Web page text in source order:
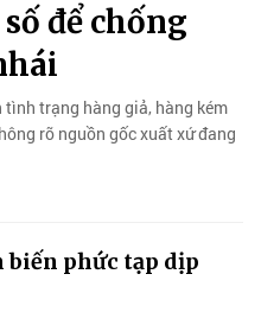
để chống
tình trạng hàng giả, hàng kém
rõ nguồn gốc xuất xứ đang
biến phức tạp dịp